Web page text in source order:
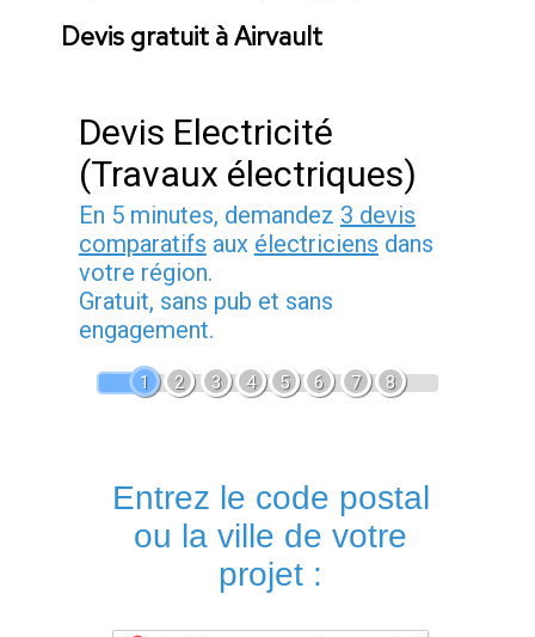
Devis gratuit à Airvault
Devis Electricité
(Travaux électriques)
En 5 minutes, demandez 3 devis
comparatifs aux électriciens dans
votre région.
Gratuit, sans pub et sans
engagement.
1 2 3 4 5 6 7 8
Entrez le code postal
ou la ville de votre
projet :